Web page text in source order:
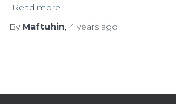
Read more
By Maftuhin, 4 years ago